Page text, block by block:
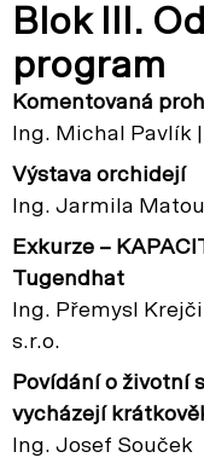
Blok III.
program
Komentovaná
Ing. Michal Pavlík
Výstava orchidejí
Ing. Jarmila
Exkurze –
Tugendhat
Ing. Přemysl
s.r.o.
Povídání o životní
vycházejí
Ing. Josef Souček